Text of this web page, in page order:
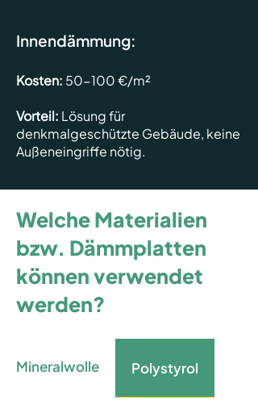
Innendämmung:
Kosten: 50-100 €/m²
Vorteil: Lösung für
denkmalgeschützte Gebäude, keine
Außeneingriffe nötig.
Welche Materialien
bzw. Dämmplatten
können verwendet
werden?
Mineralwolle Polystyrol